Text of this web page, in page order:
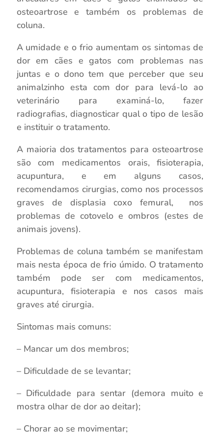
osteoartrose e também os problemas de
coluna.
A umidade e o frio aumentam os sintomas de
dor em cães e gatos com problemas nas
juntas e o dono tem que perceber que seu
animalzinho esta com dor para levá-lo ao
veterinário para examiná-lo, fazer
radiografias, diagnosticar qual o tipo de lesão
e instituir o tratamento.
A maioria dos tratamentos para osteoartrose
são com medicamentos orais, fisioterapia,
acupuntura, e em alguns casos,
recomendamos cirurgias, como nos processos
graves de displasia coxo femural, nos
problemas de cotovelo e ombros (estes de
animais jovens).
Problemas de coluna também se manifestam
mais nesta época de frio úmido. O tratamento
também pode ser com medicamentos,
acupuntura, fisioterapia e nos casos mais
graves até cirurgia.
Sintomas mais comuns:
– Mancar um dos membros;
– Dificuldade de se levantar;
– Dificuldade para sentar (demora muito e
mostra olhar de dor ao deitar);
– Chorar ao se movimentar;